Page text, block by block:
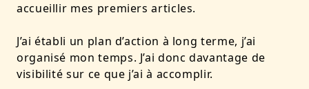
accueillir mes premiers articles.
J’ai établi un plan d’action à long terme, j’ai
organisé mon temps. J’ai donc davantage de
visibilité sur ce que j’ai à accomplir.